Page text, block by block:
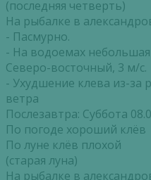
(последняя четверть)
На рыбалке в
- Пасмурно.
- На водоемах
Северо-восточный, 3 м/с.
- Ухудшение клева из-за
ветра
Послезавтра: Суббота
По погоде хороший клёв
По луне клёв плохой
(старая луна)
На рыбалке в